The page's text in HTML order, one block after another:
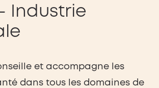
Industrie
et accompagne les
dans tous les domaines de